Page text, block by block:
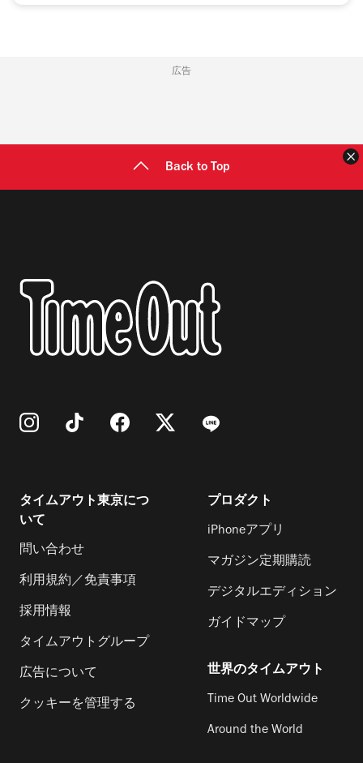
広告
Back to Top
タイムアウト東京につ
いて
問い合わせ
利用規約／免責事項
採用情報
タイムアウトグループ
広告について
クッキーを管理する
プロダクト
iPhoneアプリ
マガジン定期購読
デジタルエディション
ガイドマップ
世界のタイムアウト
Time Out Worldwide
Around the World